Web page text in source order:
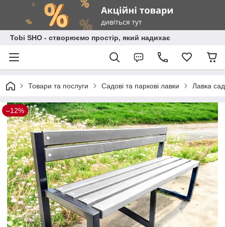
Tobi SHO - створюємо простір, який надихає
Товари та послуги Садові та паркові лавки Лавка
–12%